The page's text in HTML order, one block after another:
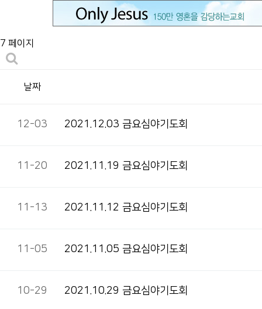
7 페이지
날짜
12-03 2021.12.03 금요심야기도회
11-20 2021.11.19 금요심야기도회
11-13 2021.11.12 금요심야기도회
11-05 2021.11.05 금요심야기도회
10-29 2021.10.29 금요심야기도회